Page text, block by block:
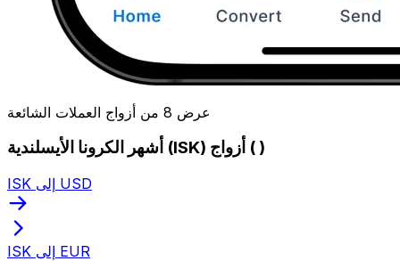
عرض 8 من أزواج العملات الشائعة
أشهر الكرونا الأيسلندية (ISK) أزواج ( )
ISK إلى USD
ISK إلى EUR